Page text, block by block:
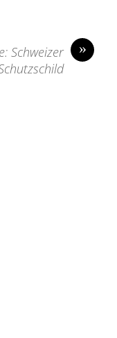
»
Schweizer